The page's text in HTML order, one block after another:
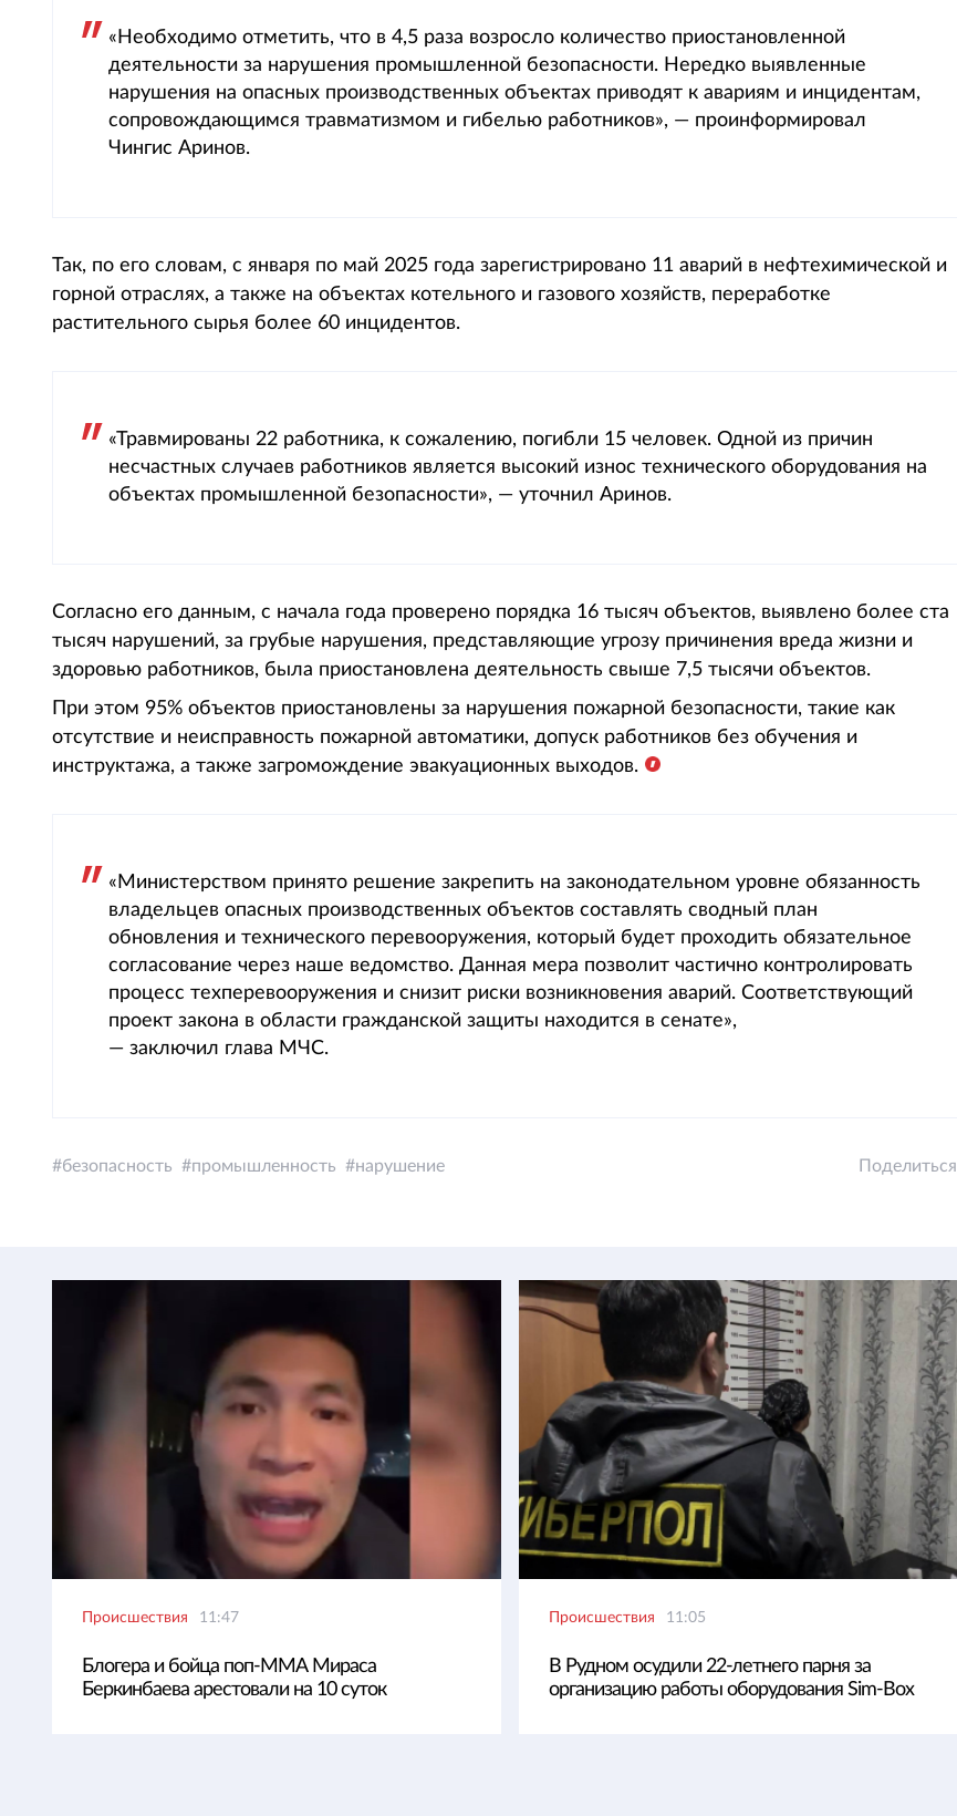
«Необходимо отметить, что в 4,5 раза возросло количество приостановленной
деятельности за нарушения промышленной безопасности. Нередко выявленные
нарушения на опасных производственных объектах приводят к авариям и инцидентам,
сопровождающимся травматизмом и гибелью работников», — проинформировал
Чингис Аринов.
Так, по его словам, с января по май 2025 года зарегистрировано 11 аварий в нефтехимической и
горной отраслях, а также на объектах котельного и газового хозяйств, переработке
растительного сырья более 60 инцидентов.
«Травмированы 22 работника, к сожалению, погибли 15 человек. Одной из причин
несчастных случаев работников является высокий износ технического оборудования на
объектах промышленной безопасности», — уточнил Аринов.
Согласно его данным, с начала года проверено порядка 16 тысяч объектов, выявлено более ста
тысяч нарушений, за грубые нарушения, представляющие угрозу причинения вреда жизни и
здоровью работников, была приостановлена деятельность свыше 7,5 тысячи объектов.
При этом 95% объектов приостановлены за нарушения пожарной безопасности, такие как
отсутствие и неисправность пожарной автоматики, допуск работников без обучения и
инструктажа, а также загромождение эвакуационных выходов.
«Министерством принято решение закрепить на законодательном уровне обязанность
владельцев опасных производственных объектов составлять сводный план
обновления и технического перевооружения, который будет проходить обязательное
согласование через наше ведомство. Данная мера позволит частично контролировать
процесс техперевооружения и снизит риски возникновения аварий. Соответствующий
проект закона в области гражданской защиты находится в сенате»,
— заключил глава МЧС.
безопасность промышленность нарушение Поделиться
Происшествия 11:47
Блогера и бойца поп-ММА Мираса
Беркинбаева арестовали на 10 суток
Происшествия 11:05
В Рудном осудили 22-летнего парня за
организацию работы оборудования Sim-Box